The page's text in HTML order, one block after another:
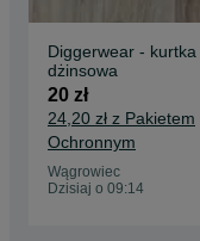
Diggerwear - kurtka
dżinsowa
20 zł
24,20 zł z Pakietem
Ochronnym
Wągrowiec
Dzisiaj o 09:14